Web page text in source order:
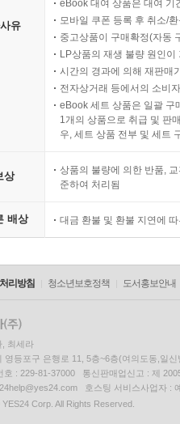
유
eBook 대여 상품은 대여 기
모바일 쿠폰 등록 후 취소/
중고상품이 구매확정(자동
LP상품의 재생 불량 원인
시간의 경과에 의해 재판매
전자상거래 등에서의 소비
eBook 세트 상품은 일괄 구
1개의 상품으로 취급 및 판
우, 세트 상품 전부 및 세트
상
상품의 불량에 의한 반품,
준하여 처리됨
배상 대금 환불 및 환불 지연에
리방침 청소년보호정책 도서홍보안내
, 최세라
영등포구 은행로 11, 5층~6층(여의도동,일신
호 : 229-81-37000 통신판매업신고 : 제
호스팅 서비스사업자 :
Corp. All Rights Reserved.